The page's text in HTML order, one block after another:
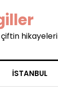
hikayeleri
İSTANBUL